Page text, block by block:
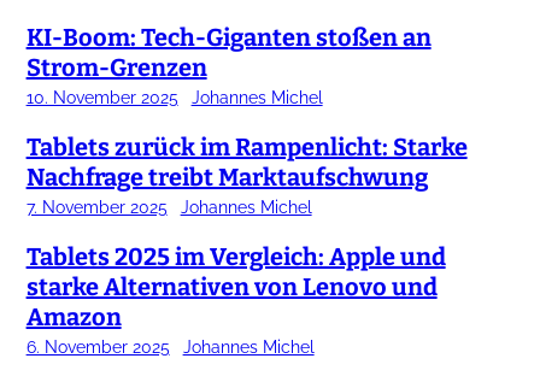
KI-Boom: Tech-Giganten stoßen an
Strom-Grenzen
10. November 2025 Johannes Michel
Tablets zurück im Rampenlicht: Starke
Nachfrage treibt Marktaufschwung
7. November 2025 Johannes Michel
Tablets 2025 im Vergleich: Apple und
starke Alternativen von Lenovo und
Amazon
6. November 2025 Johannes Michel